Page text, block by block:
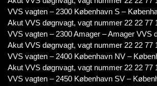
VVS vagten – 2300 København S –
Akut VVS døgnvagt, vagt nummer 22 22 77
VVS vagten – 2300 Amager – Amager VVS
Akut VVS døgnvagt, vagt nummer 22 22 77
VVS vagten – 2400 København NV –
Akut VVS døgnvagt, vagt nummer 22 22 77
VVS vagten – 2450 København SV –